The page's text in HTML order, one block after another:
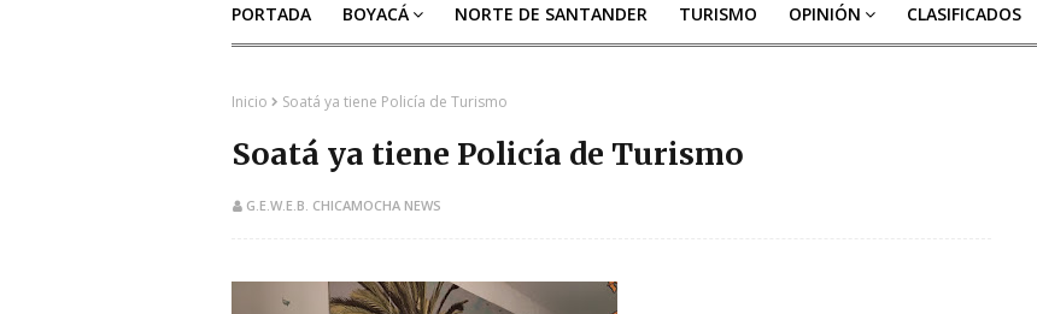
PORTADA BOYACÁ NORTE DE SANTANDER TURISMO OPINIÓN CLASIFICADOS
Inicio Soatá ya tiene Policía de Turismo
Soatá ya tiene Policía de Turismo
G.E.W.E.B. CHICAMOCHA NEWS